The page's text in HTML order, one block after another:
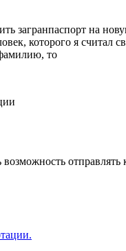
загранпаспорт на
которого я
то
отправлять